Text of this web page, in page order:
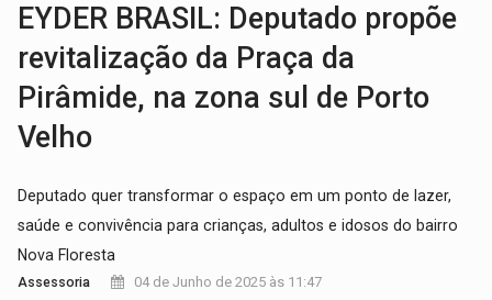
EYDER BRASIL: Deputado propõe
revitalização da Praça da
Pirâmide, na zona sul de Porto
Velho
Deputado quer transformar o espaço em um ponto de lazer,
saúde e convivência para crianças, adultos e idosos do bairro
Nova Floresta
Assessoria 04 de Junho de 2025 às 11:47